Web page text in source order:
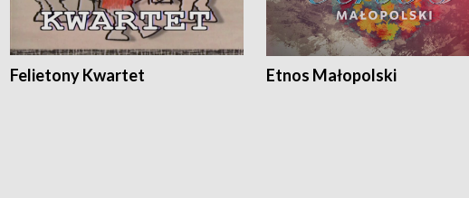
Felietony Kwartet Etnos Małopolski